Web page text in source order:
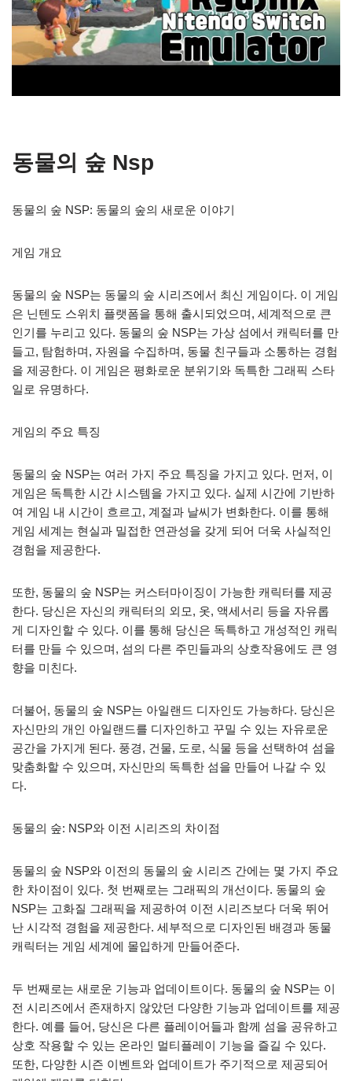
동물의 숲 Nsp
동물의 숲 NSP: 동물의 숲의 새로운 이야기
게임 개요
동물의 숲 NSP는 동물의 숲 시리즈에서 최신 게임이다. 이 게임
은 닌텐도 스위치 플랫폼을 통해 출시되었으며, 세계적으로 큰
인기를 누리고 있다. 동물의 숲 NSP는 가상 섬에서 캐릭터를 만
들고, 탐험하며, 자원을 수집하며, 동물 친구들과 소통하는 경험
을 제공한다. 이 게임은 평화로운 분위기와 독특한 그래픽 스타
일로 유명하다.
게임의 주요 특징
동물의 숲 NSP는 여러 가지 주요 특징을 가지고 있다. 먼저, 이
게임은 독특한 시간 시스템을 가지고 있다. 실제 시간에 기반하
여 게임 내 시간이 흐르고, 계절과 날씨가 변화한다. 이를 통해
게임 세계는 현실과 밀접한 연관성을 갖게 되어 더욱 사실적인
경험을 제공한다.
또한, 동물의 숲 NSP는 커스터마이징이 가능한 캐릭터를 제공
한다. 당신은 자신의 캐릭터의 외모, 옷, 액세서리 등을 자유롭
게 디자인할 수 있다. 이를 통해 당신은 독특하고 개성적인 캐릭
터를 만들 수 있으며, 섬의 다른 주민들과의 상호작용에도 큰 영
향을 미친다.
더불어, 동물의 숲 NSP는 아일랜드 디자인도 가능하다. 당신은
자신만의 개인 아일랜드를 디자인하고 꾸밀 수 있는 자유로운
공간을 가지게 된다. 풍경, 건물, 도로, 식물 등을 선택하여 섬을
맞춤화할 수 있으며, 자신만의 독특한 섬을 만들어 나갈 수 있
다.
동물의 숲: NSP와 이전 시리즈의 차이점
동물의 숲 NSP와 이전의 동물의 숲 시리즈 간에는 몇 가지 주요
한 차이점이 있다. 첫 번째로는 그래픽의 개선이다. 동물의 숲
NSP는 고화질 그래픽을 제공하여 이전 시리즈보다 더욱 뛰어
난 시각적 경험을 제공한다. 세부적으로 디자인된 배경과 동물
캐릭터는 게임 세계에 몰입하게 만들어준다.
두 번째로는 새로운 기능과 업데이트이다. 동물의 숲 NSP는 이
전 시리즈에서 존재하지 않았던 다양한 기능과 업데이트를 제공
한다. 예를 들어, 당신은 다른 플레이어들과 함께 섬을 공유하고
상호 작용할 수 있는 온라인 멀티플레이 기능을 즐길 수 있다.
또한, 다양한 시즌 이벤트와 업데이트가 주기적으로 제공되어